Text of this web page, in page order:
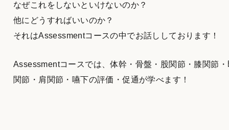
なぜこれをしないといけないのか？
他にどうすればいいのか？
それはAssessmentコースの中でお話ししております！
Assessmentコースでは、体幹・骨盤・股関節・膝関節・
関節・肩関節・嚥下の評価・促通が学べます！